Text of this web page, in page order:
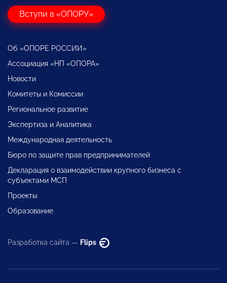
Вступи в «ОПОРУ»
Об «ОПОРЕ РОССИИ»
Ассоциация «НП «ОПОРА»
Новости
Комитеты и Комиссии
Региональное развитие
Экспертиза и Аналитика
Международная деятельность
Бюро по защите прав предпринимателей
Декларация о взаимодействии крупного бизнеса с
субъектами МСП
Проекты
Образование
Разработка сайта — Flips